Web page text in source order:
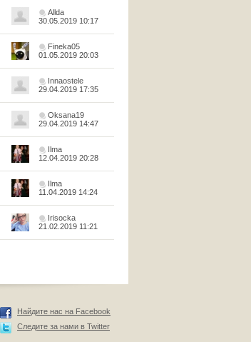
Allda
30.05.2019 10:17
Fineka05
01.05.2019 20:03
Innaostele
29.04.2019 17:35
Oksana19
29.04.2019 14:47
Ilma
12.04.2019 20:28
Ilma
11.04.2019 14:24
Irisocka
21.02.2019 11:21
Найдите нас на Facebook
Следите за нами в Twitter